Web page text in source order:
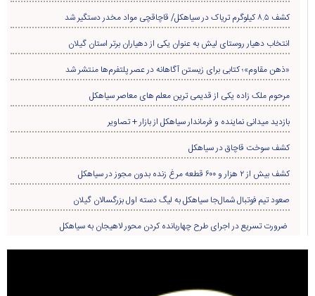
کشف ۸.۵ کیلوگرم تریاک در سیاهکل/ قاچاقچی مواد مخدر دستگیر شد
انتخاب دهیار روستای لیش به عنوان یکی از دهیاران برتر استان گیلان
«ذهن مقاوم»؛ کتابی برای زیستن آگاهانه در عصر پلتفرم‌ها منتشر شد
مرحوم ملک زاده یکی از قدیمی ترین معلم های معاصر سیاهکل
بازدید میدانی نماینده و فرماندار سیاهکل از بازار + تصاویر
کشف سوخت قاچاق در سياهکل
کشف بیش از ۲ هزار و ۶۰۰ قطعه مرغ زنده بدون مجوز در سیاهکل
صعود تیم فوتبال شمال‌جا‌ سیاهکل به لیگ دسته اول بزرگسالان گیلان
ضرورت تسریع در اجرای طرح چهاربانده کردن محور لاهیجان به سیاهکل